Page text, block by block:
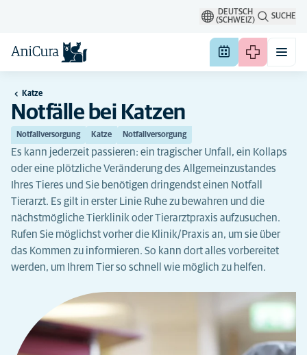
DEUTSCH
(SCHWEIZ)
SUCHE
Katze
Notfälle bei Katzen
Notfallversorgung Katze Notfallversorgung
Es kann jederzeit passieren: ein tragischer Unfall, ein Kollaps
oder eine plötzliche Veränderung des Allgemeinzustandes
Ihres Tieres und Sie benötigen dringendst einen Notfall
Tierarzt. Es gilt in erster Linie Ruhe zu bewahren und die
nächstmögliche Tierklinik oder Tierarztpraxis aufzusuchen.
Rufen Sie möglichst vorher die Klinik/Praxis an, um sie über
das Kommen zu informieren. So kann dort alles vorbereitet
werden, um Ihrem Tier so schnell wie möglich zu helfen.